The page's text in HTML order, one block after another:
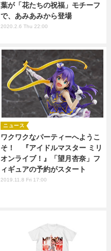
葉が「花たちの祝福」モチーフ
で、あみあみから登場
2020.2.6 Thu 22:00
ワクワクなパーティーへようこ
そ！ 『アイドルマスター ミリ
オンライブ！』「望月杏奈」フ
ィギュアの予約がスタート
ニュース
2019.11.8 Fri 17:00